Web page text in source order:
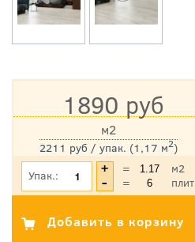
1890 руб
2211 руб / упак. (1,17 м2)
м2
*Цена указана с учетом НДС
Упак.: =
м2
=
плит